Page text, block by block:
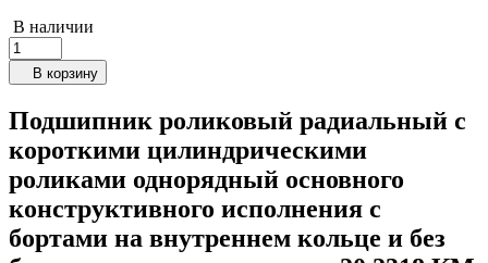
В наличии
В корзину
Подшипник роликовый радиальный с
короткими цилиндрическими
роликами однорядный основного
конструктивного исполнения с
бортами на внутреннем кольце и без